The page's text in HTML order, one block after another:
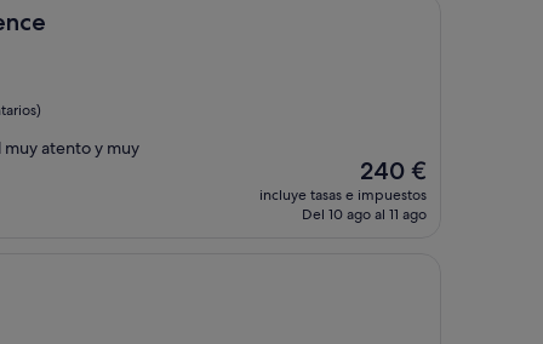
atento y muy
El
precio
actual
240 €
incluye tasas e impuestos
Del 10 ago al 11 ago